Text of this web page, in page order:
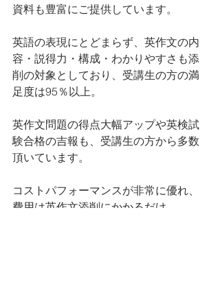
資料も豊富にご提供しています。
英語の表現にとどまらず、英作文の内
容・説得力・構成・わかりやすさも添
削の対象としており、受講生の方の満
足度は95％以上。
英作文問題の得点大幅アップや英検試
験合格の吉報も、受講生の方から多数
頂いています。
コストパフォーマンスが非常に優れ、
費用は英作文添削にかかるだけ。